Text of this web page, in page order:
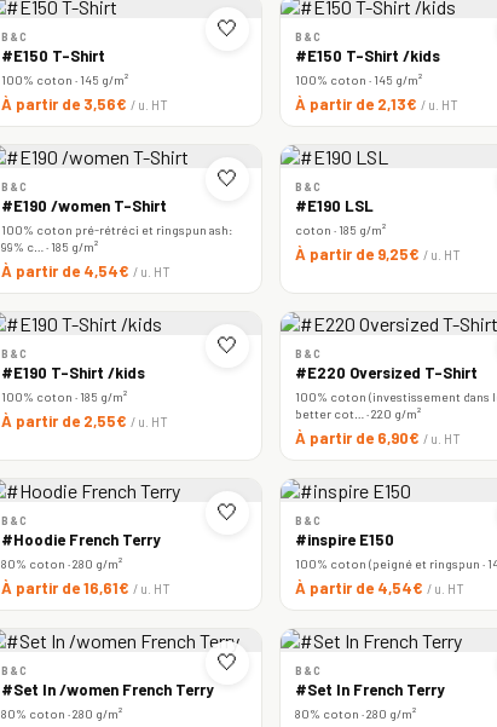
🤍
B&C
#E150 T-Shirt
100% coton · 145 g/m²
À partir de 3,56€ / u. HT
B&C
#E150 T-Shirt /kids
100% coton · 145 g/m²
À partir de 2,13€ / u. HT
🤍
B&C
#E190 /women T-Shirt
100% coton pré-rétréci et ringspun ash:
99% c… · 185 g/m²
À partir de 4,54€ / u. HT
B&C
#E190 LSL
coton · 185 g/m²
À partir de 9,25€ / u. HT
🤍
B&C
#E190 T-Shirt /kids
100% coton · 185 g/m²
À partir de 2,55€ / u. HT
B&C
#E220 Oversized T-Shirt
100% coton (investissement dans
better cot… · 220 g/m²
À partir de 6,90€ / u. HT
🤍
B&C
#Hoodie French Terry
80% coton · 280 g/m²
À partir de 16,61€ / u. HT
B&C
#inspire E150
100% coton (peigné et ringspun ·
À partir de 4,54€ / u. HT
🤍
B&C
#Set In /women French Terry
80% coton · 280 g/m²
B&C
#Set In French Terry
80% coton · 280 g/m²